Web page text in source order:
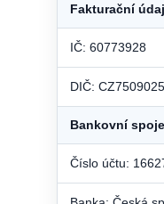
Fakturační
IČ: 60773928
DIČ:
Bankovní
Číslo účtu: